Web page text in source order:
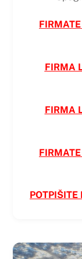
FIRMA
FIRMA
POTPIŠITE